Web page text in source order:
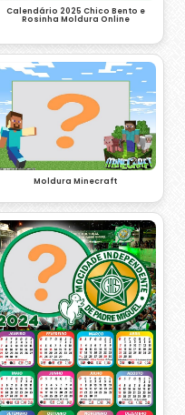
Calendário 2025 Chico Bento e
Rosinha Moldura Online
Moldura Minecraft